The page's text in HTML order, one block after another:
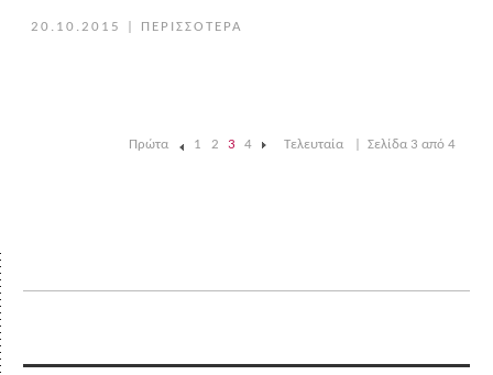
20.10.2015 ΠΕΡΙΣΣΟΤΕΡΑ
Πρώτα 1 2 3 4 Τελευταία Σελίδα 3 από 4